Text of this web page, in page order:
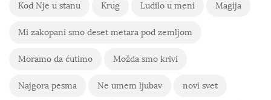
Kod Nje u stanu Krug Ludilo u meni Magija
Mi zakopani smo deset metara pod zemljom
Moramo da ćutimo Možda smo krivi
Najgora pesma Ne umem ljubav novi svet